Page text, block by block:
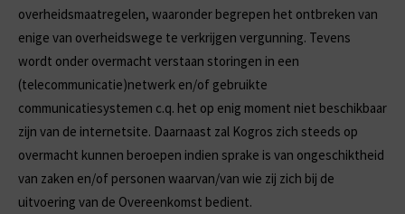
overheidsmaatregelen, waaronder begrepen het ontbreken van
enige van overheidswege te verkrijgen vergunning. Tevens
wordt onder overmacht verstaan storingen in een
(telecommunicatie)netwerk en/of gebruikte
communicatiesystemen c.q. het op enig moment niet beschikbaar
zijn van de internetsite. Daarnaast zal Kogros zich steeds op
overmacht kunnen beroepen indien sprake is van ongeschiktheid
van zaken en/of personen waarvan/van wie zij zich bij de
uitvoering van de Overeenkomst bedient.